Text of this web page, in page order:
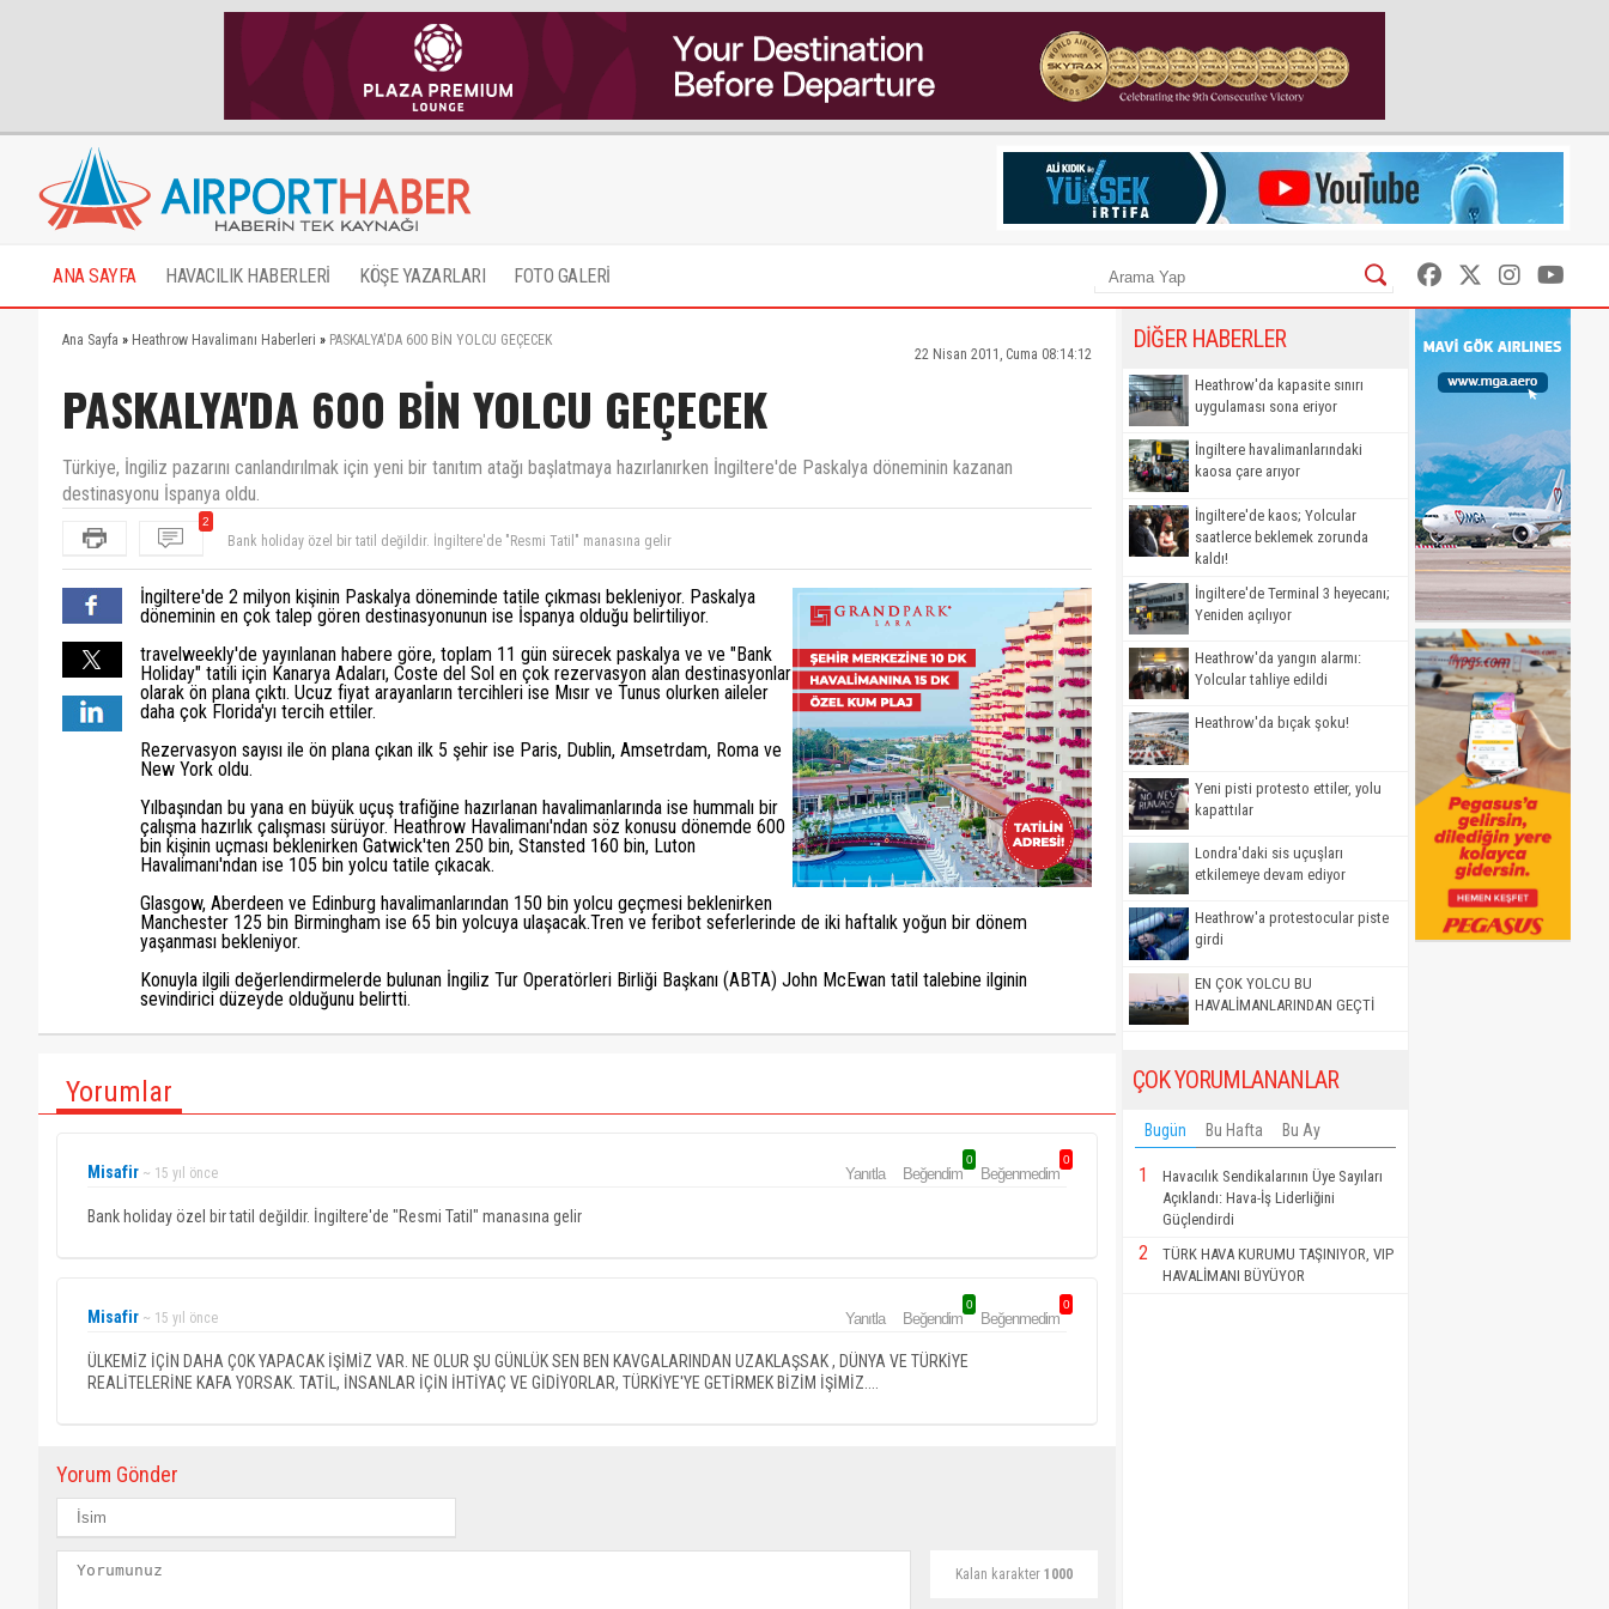
ANA SAYFA HAVACILIK HABERLERİ KÖŞE YAZARLARI FOTO GALERİ
Ana Sayfa » Heathrow Havalimanı Haberleri » PASKALYA'DA 600 BİN YOLCU GEÇECEK
22 Nisan 2011, Cuma 08:14:12
PASKALYA'DA 600 BİN YOLCU GEÇECEK
Türkiye, İngiliz pazarını canlandırılmak için yeni bir tanıtım atağı başlatmaya hazırlanırken İngiltere'de Paskalya döneminin kazanan
destinasyonu İspanya oldu.
2
ÜLKEMİZ İÇİN DAHA ÇOK YAPACAK İŞİMİZ VAR. NE OLUR ŞU GÜNLÜK SEN BEN KAVGALARINDAN UZAKLAŞSAK , DÜNYA VE TÜRKİYE
REALİTELERİNE KAFA YORSAK. TATİL, İNSANLAR İÇİN İHTİYAÇ VE GİDİYORLAR, TÜRKİYE'YE GETİRMEK BİZİM İŞİMİZ....
İngiltere'de 2 milyon kişinin Paskalya döneminde tatile çıkması bekleniyor. Paskalya
döneminin en çok talep gören destinasyonunun ise İspanya olduğu belirtiliyor.
travelweekly'de yayınlanan habere göre, toplam 11 gün sürecek paskalya ve ve "Bank
Holiday" tatili için Kanarya Adaları, Coste del Sol en çok rezervasyon alan destinasyonlar
olarak ön plana çıktı. Ucuz fiyat arayanların tercihleri ise Mısır ve Tunus olurken aileler
daha çok Florida'yı tercih ettiler.
Rezervasyon sayısı ile ön plana çıkan ilk 5 şehir ise Paris, Dublin, Amsetrdam, Roma ve
New York oldu.
Yılbaşından bu yana en büyük uçuş trafiğine hazırlanan havalimanlarında ise hummalı bir
çalışma hazırlık çalışması sürüyor. Heathrow Havalimanı'ndan söz konusu dönemde 600
bin kişinin uçması beklenirken Gatwick'ten 250 bin, Stansted 160 bin, Luton
Havalimanı'ndan ise 105 bin yolcu tatile çıkacak.
Glasgow, Aberdeen ve Edinburg havalimanlarından 150 bin yolcu geçmesi beklenirken
Manchester 125 bin Birmingham ise 65 bin yolcuya ulaşacak.Tren ve feribot seferlerinde de iki haftalık yoğun bir dönem
yaşanması bekleniyor.
Konuyla ilgili değerlendirmelerde bulunan İngiliz Tur Operatörleri Birliği Başkanı (ABTA) John McEwan tatil talebine ilginin
sevindirici düzeyde olduğunu belirtti.
Yorumlar
Misafir ~ 15 yıl önce Yanıtla Beğendim
0
Beğenmedim
0
Bank holiday özel bir tatil değildir. İngiltere'de "Resmi Tatil" manasına gelir
Misafir ~ 15 yıl önce Yanıtla Beğendim
0
Beğenmedim
0
ÜLKEMİZ İÇİN DAHA ÇOK YAPACAK İŞİMİZ VAR. NE OLUR ŞU GÜNLÜK SEN BEN KAVGALARINDAN UZAKLAŞSAK , DÜNYA VE TÜRKİYE
REALİTELERİNE KAFA YORSAK. TATİL, İNSANLAR İÇİN İHTİYAÇ VE GİDİYORLAR, TÜRKİYE'YE GETİRMEK BİZİM İŞİMİZ....
Yorum Gönder
Kalan karakter 1000
DİĞER HABERLER
Heathrow'da kapasite sınırı
uygulaması sona eriyor
İngiltere havalimanlarındaki
kaosa çare arıyor
İngiltere'de kaos; Yolcular
saatlerce beklemek zorunda
kaldı!
İngiltere'de Terminal 3 heyecanı;
Yeniden açılıyor
Heathrow'da yangın alarmı:
Yolcular tahliye edildi
Heathrow'da bıçak şoku!
Yeni pisti protesto ettiler, yolu
kapattılar
Londra'daki sis uçuşları
etkilemeye devam ediyor
Heathrow'a protestocular piste
girdi
EN ÇOK YOLCU BU
HAVALİMANLARINDAN GEÇTİ
ÇOK YORUMLANANLAR
Bugün Bu Hafta Bu Ay
1
Havacılık Sendikalarının Üye Sayıları
Açıklandı: Hava-İş Liderliğini
Güçlendirdi
2
TÜRK HAVA KURUMU TAŞINIYOR, VIP
HAVALİMANI BÜYÜYOR